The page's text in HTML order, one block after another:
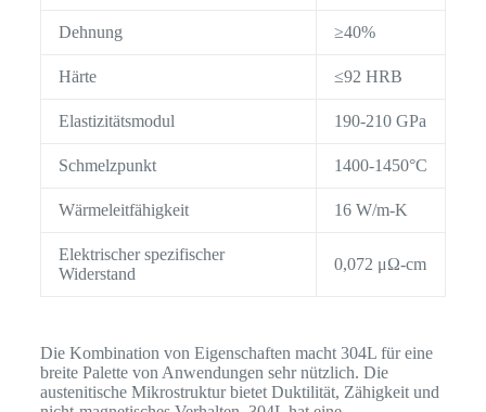
Dehnung ≥40%
Härte ≤92 HRB
Elastizitätsmodul 190-210 GPa
Schmelzpunkt 1400-1450°C
Wärmeleitfähigkeit 16 W/m-K
Elektrischer spezifischer
Widerstand
0,072 μΩ-cm
Die Kombination von Eigenschaften macht 304L für eine
breite Palette von Anwendungen sehr nützlich. Die
austenitische Mikrostruktur bietet Duktilität, Zähigkeit und